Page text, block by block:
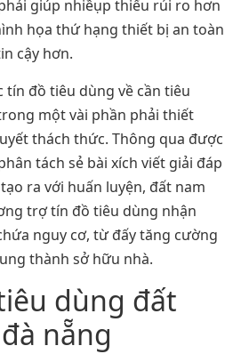
giúp nhiềụp thiểu rủi ro hơn
họa thứ hạng thiết bị an toàn
cậy hơn.
tín đồ tiêu dùng về cần tiêu
một vài phần phải thiết
thách thức. Thông qua được
tách sẻ bài xích viết giải đáp
ra với huấn luyện, đất nam
trợ tín đồ tiêu dùng nhận
nguy cơ, từ đấy tăng cường
thành sở hữu nhà.
dùng đất
nẵng